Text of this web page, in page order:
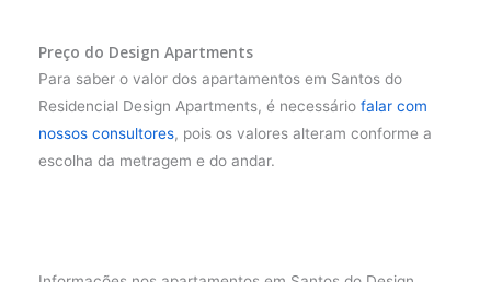
Preço do Design Apartments
Para saber o valor dos apartamentos em Santos do
Residencial Design Apartments, é necessário falar com
nossos consultores, pois os valores alteram conforme a
escolha da metragem e do andar.